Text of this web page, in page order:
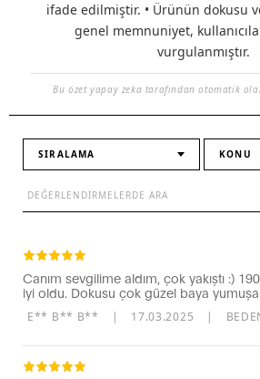
ifade edilmiştir. • Ürünün dokusu
genel memnuniyet,
vurgulanmıştır.
Bu özet yapay zeka tarafından otomatik
SIRALAMA KONU
Canım sevgilime aldım, çok yakıştı :)
iyi oldu. Dokusu çok güzel baya
E** B** B** | 17.03.2025 |